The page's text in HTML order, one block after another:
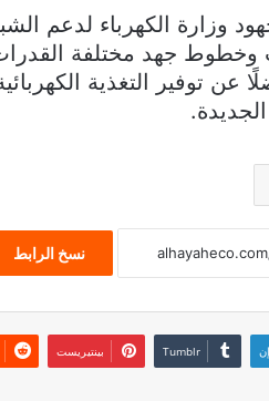
وزارة الكهرباء لدعم
جهد مختلفة
عن توفير التغذية
نسخ الرابط
بينتيريست